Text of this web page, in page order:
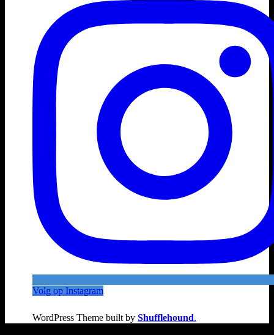
Volg op Instagram
WordPress Theme built by Shufflehound.